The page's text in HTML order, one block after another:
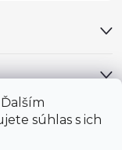
súhlas s ich